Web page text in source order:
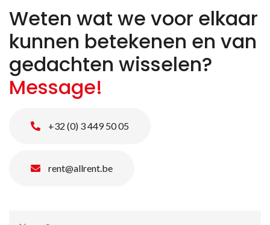
Weten wat we voor elkaar
kunnen betekenen en van
gedachten wisselen?
Message!
+32 (0) 3 449 50 05
rent@allrent.be